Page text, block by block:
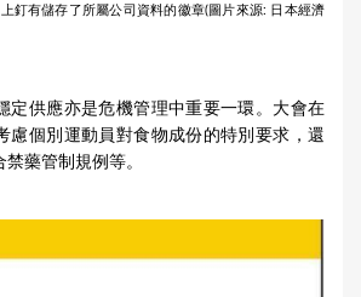
儲存了所屬公司資料的徽章(圖片來源: 日本經濟
定供應亦是危機管理中重要一環。大會在
慮個別運動員對食物成份的特別要求，還
藥管制規例等。